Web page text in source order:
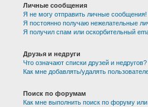
Личные сообщения
Я не могу отправить личные сообщения!
Я постоянно получаю нежелательные
Я получил спам или оскорбительный
Друзья и недруги
Что означают списки друзей и недругов?
Как мне добавлять/удалять
Поиск по форумам
Как мне выполнить поиск по форуму